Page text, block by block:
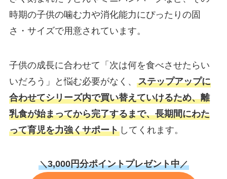
時期の子供の噛む力や消化能力にぴったりの固
さ・サイズで用意されています。
子供の成長に合わせて「次は何を食べさせたらい
いだろう」と悩む必要がなく、 ステップアップに
合わせてシリーズ内で買い替えていけるため、離
乳食が始まってから完了するまで、長期間にわた
って育児を力強くサポートしてくれます。
＼3,000円分ポイントプレゼント中／